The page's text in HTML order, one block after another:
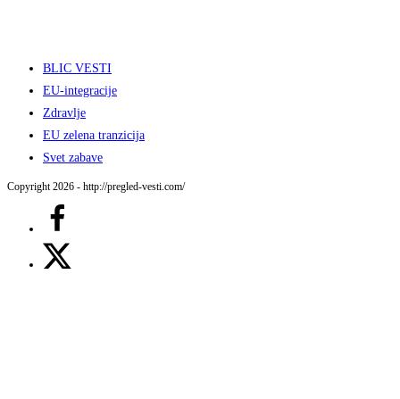
BLIC VESTI
EU-integracije
Zdravlje
EU zelena tranzicija
Svet zabave
Copyright 2026 - http://pregled-vesti.com/